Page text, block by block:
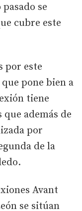
se
cubre este
por este
pone bien a
tiene
además de
por
de la
Avant
se sitúan